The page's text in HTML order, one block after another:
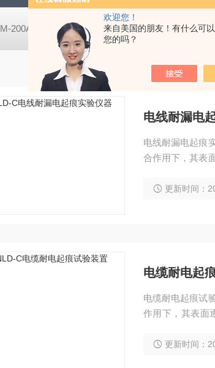
欢迎您！
来自美国的朋友！有什么可
您的吗？
M-200A微动摩擦磨损实验机 GCDDJ-50Kv电压击
电线耐漏电
电线耐漏电起痕
合作用下，其表
解液的联合作用
更新时间：
电缆耐电起
电缆耐电起痕试
作用下，其表面
解液的联合作用
更新时间：